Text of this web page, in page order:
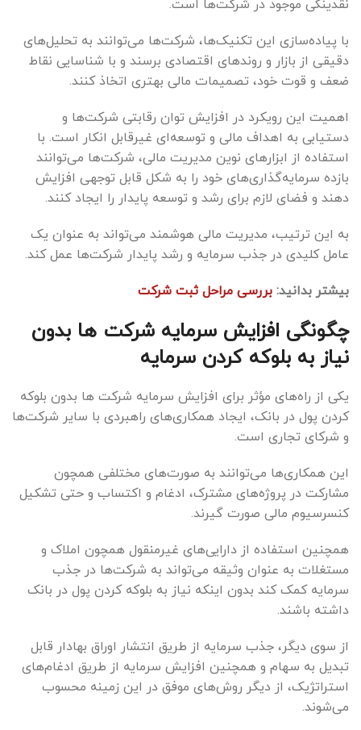
با پیاده‌سازی این تکنیک‌ها، شرکت‌ها می‌توانند به تحلیل‌های
دقیقی از بازار و روندهای اقتصادی برسند و با شناسایی نقاط
ضعف و قوت خود، تصمیمات مالی بهتری اتخاذ کنند.
اهمیت این رویکرد در افزایش توان رقابتی شرکت‌ها و
دستیابی به اهداف مالی و توسعه‌ای غیرقابل انکار است. با
استفاده از ابزارهای نوین مدیریت مالی، شرکت‌ها می‌توانند
بازده سرمایه‌گذاری‌های خود را به شکل قابل توجهی افزایش
دهند و فضای لازم برای رشد و توسعه پایدار را ایجاد کنند.
به این ترتیب، مدیریت مالی هوشمند می‌تواند به عنوان یک
عامل کلیدی در جذب سرمایه و رشد پایدار شرکت‌ها عمل کند.
بیشتر بدانید:بررسی مراحل ثبت شرکت
چگونگی افزایش سرمایه شرکت ها بدون
نیاز به بلوکه کردن سرمایه
یکی از راه‌های مؤثر برای افزایش سرمایه شرکت ها بدون بلوکه
کردن پول در بانک، ایجاد همکاری‌های راهبردی با سایر شرکت‌ها
و شرکای تجاری است.
این همکاری‌ها می‌توانند به صورت‌های مختلفی همچون
مشارکت در پروژه‌های مشترک، ادغام و اکتساب و حتی تشکیل
کنسرسیوم مالی صورت گیرند.
همچنین استفاده از دارایی‌های غیرمنقول همچون املاک و
مستغلات به عنوان وثیقه می‌تواند به شرکت‌ها در جذب
سرمایه کمک کند بدون اینکه نیاز به بلوکه کردن پول در بانک
داشته باشند.
از سوی دیگر، جذب سرمایه از طریق انتشار اوراق بهادار قابل
تبدیل به سهام و همچنین افزایش سرمایه از طریق ادغام‌های
استراتژیک، از دیگر روش‌های موفق در این زمینه محسوب
می‌شوند.